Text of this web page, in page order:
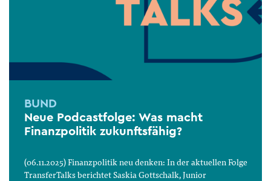
BUND
Neue Podcastfolge: Was macht
Finanzpolitik zukunftsfähig?
(06.11.2025) Finanzpolitik neu denken: In der aktuellen Folge
TransferTalks berichtet Saskia Gottschalk, Junior